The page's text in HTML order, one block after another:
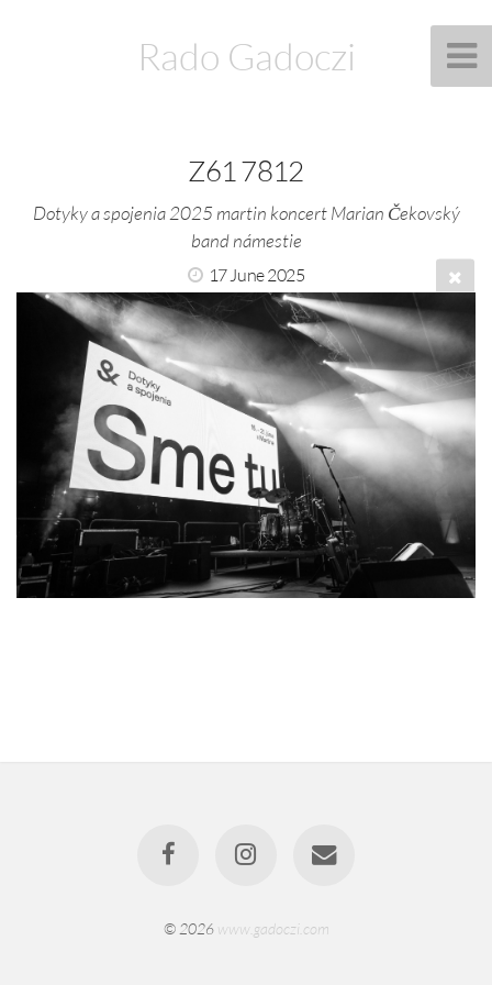
Rado Gadoczi
Z61 7812
Dotyky a spojenia 2025 martin koncert Marian Čekovský
band námestie
17 June 2025
© 2026 www.gadoczi.com